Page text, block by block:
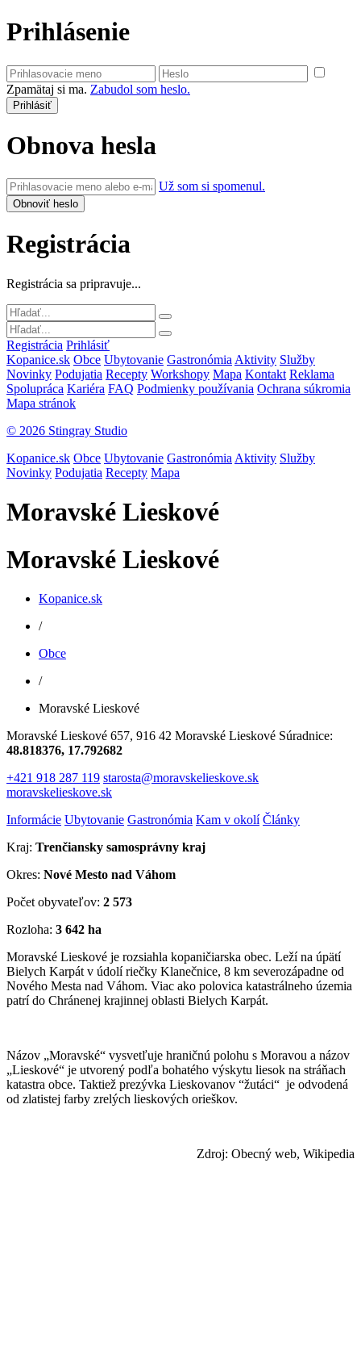
Prihlásenie
Zpamätaj si ma. Zabudol som heslo.
Obnova hesla
Už som si spomenul.
Registrácia
Registrácia sa pripravuje...
Registrácia Prihlásiť
Kopanice.sk Obce Ubytovanie Gastronómia Aktivity Služby
Novinky Podujatia Recepty Workshopy Mapa Kontakt Reklama
Spolupráca Kariéra FAQ Podmienky používania Ochrana súkromia
Mapa stránok
© 2026 Stingray Studio
Kopanice.sk Obce Ubytovanie Gastronómia Aktivity Služby
Novinky Podujatia Recepty Mapa
Moravské Lieskové
Moravské Lieskové
Kopanice.sk
/
Obce
/
Moravské Lieskové
Moravské Lieskové 657, 916 42 Moravské Lieskové Súradnice:
48.818376, 17.792682
+421 918 287 119 starosta@moravskelieskove.sk
moravskelieskove.sk
Informácie Ubytovanie Gastronómia Kam v okolí Články
Kraj: Trenčiansky samosprávny kraj
Okres: Nové Mesto nad Váhom
Počet obyvateľov: 2 573
Rozloha: 3 642 ha
Moravské Lieskové je rozsiahla kopaničiarska obec. Leží na úpätí
Bielych Karpát v údolí riečky Klanečnice, 8 km severozápadne od
Nového Mesta nad Váhom. Viac ako polovica katastrálneho územia
patrí do Chránenej krajinnej oblasti Bielych Karpát.
Názov „Moravské“ vysvetľuje hraničnú polohu s Moravou a názov
„Lieskové“ je utvorený podľa bohatého výskytu liesok na stráňach
katastra obce. Taktiež prezývka Lieskovanov “žutáci“ je odvodená
od zlatistej farby zrelých lieskových orieškov.
Zdroj: Obecný web, Wikipedia